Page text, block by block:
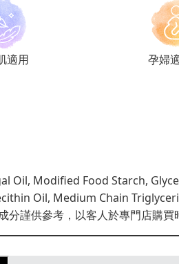
適用 孕婦
Oil, Modified Food Starch,
Oil, Medium Chain
謹供參考，以客人於專門店購買